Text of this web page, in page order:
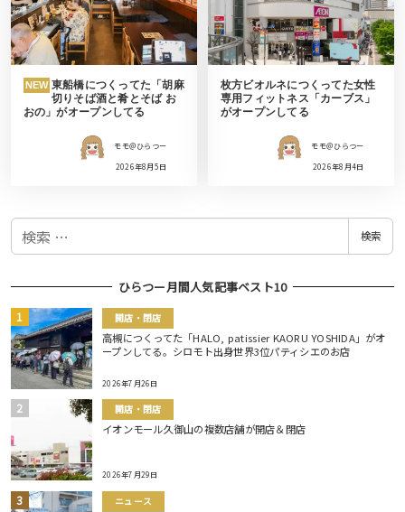
NEW 東船橋につくってた「胡麻
切りそば酒と肴とそば お
おの」がオープンしてる
モモ＠ひらつー
2026年8月5日
枚方ビオルネにつくってた女性
専用フィットネス「カーブス」
がオープンしてる
モモ＠ひらつー
2026年8月4日
検
検索
ひらつー月間人気記事ベスト10
開店・閉店
高槻につくってた「HALO, patissier KAORU YOSHIDA」がオ
ープンしてる。シロモト出身世界3位パティシエのお店
2026年7月26日
開店・閉店
イオンモール久御山の複数店舗が開店＆閉店
2026年7月29日
ニュース